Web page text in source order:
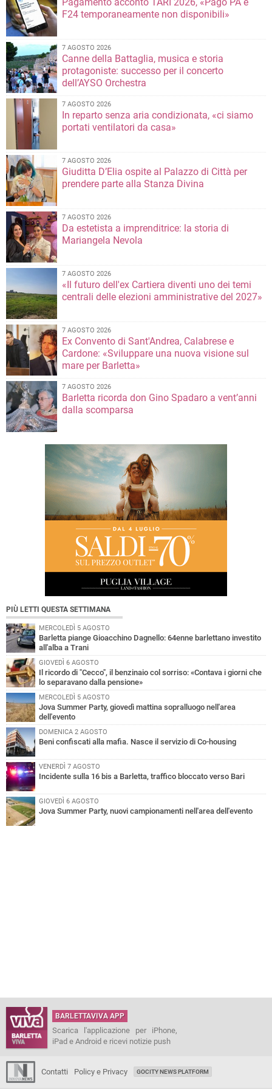
F24 temporaneamente non disponibili»
7 AGOSTO 2026
Canne della Battaglia, musica e storia
protagoniste: successo per il concerto
dell’AYSO Orchestra
7 AGOSTO 2026
In reparto senza aria condizionata, «ci siamo
portati ventilatori da casa»
7 AGOSTO 2026
Giuditta D’Elia ospite al Palazzo di Città per
prendere parte alla Stanza Divina
7 AGOSTO 2026
Da estetista a imprenditrice: la storia di
Mariangela Nevola
7 AGOSTO 2026
«Il futuro dell'ex Cartiera diventi uno dei temi
centrali delle elezioni amministrative del 2027»
7 AGOSTO 2026
Ex Convento di Sant'Andrea, Calabrese e
Cardone: «Sviluppare una nuova visione sul
mare per Barletta»
7 AGOSTO 2026
Barletta ricorda don Gino Spadaro a vent’anni
dalla scomparsa
PIÙ LETTI QUESTA SETTIMANA
MERCOLEDÌ 5 AGOSTO
Barletta piange Gioacchino Dagnello: 64enne barlettano investito
all'alba a Trani
GIOVEDÌ 6 AGOSTO
Il ricordo di "Cecco", il benzinaio col sorriso: «Contava i giorni che
lo separavano dalla pensione»
MERCOLEDÌ 5 AGOSTO
Jova Summer Party, giovedì mattina sopralluogo nell'area
dell'evento
DOMENICA 2 AGOSTO
Beni confiscati alla mafia. Nasce il servizio di Co-housing
VENERDÌ 7 AGOSTO
Incidente sulla 16 bis a Barletta, traffico bloccato verso Bari
GIOVEDÌ 6 AGOSTO
Jova Summer Party, nuovi campionamenti nell'area dell'evento
BARLETTAVIVA APP
Scarica l'applicazione per iPhone,
iPad e Android e ricevi notizie push
Contatti Policy e Privacy GOCITY NEWS PLATFORM